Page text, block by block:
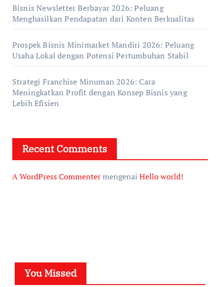
Bisnis Newsletter Berbayar 2026: Peluang
Menghasilkan Pendapatan dari Konten Berkualitas
Prospek Bisnis Minimarket Mandiri 2026: Peluang
Usaha Lokal dengan Potensi Pertumbuhan Stabil
Strategi Franchise Minuman 2026: Cara
Meningkatkan Profit dengan Konsep Bisnis yang
Lebih Efisien
Recent Comments
A WordPress Commentermengenai Hello world!
You Missed